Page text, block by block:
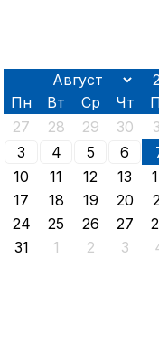
Пн Вт Ср Чт
27
28 29 30
3
4 5 6
10
11 12 13
17
18 19 20
24
25 26 27
31
1 2 3